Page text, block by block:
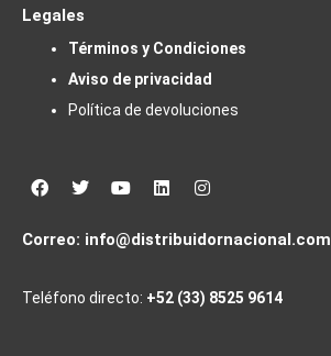
Legales
Términos y Condiciones
Aviso de privacidad
Política de devoluciones
Facebook
TwitterYoutubeLinkedinInstagram
Correo: info@distribuidornacional.com
Teléfono directo: +52 (33) 8525 9614